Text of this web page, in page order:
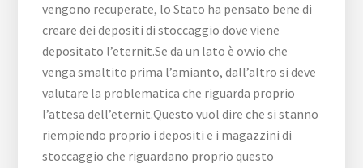
vengono recuperate, lo Stato ha pensato bene di
creare dei depositi di stoccaggio dove viene
depositato l’eternit.Se da un lato è ovvio che
venga smaltito prima l’amianto, dall’altro si deve
valutare la problematica che riguarda proprio
l’attesa dell’eternit.Questo vuol dire che si stanno
riempiendo proprio i depositi e i magazzini di
stoccaggio che riguardano proprio questo